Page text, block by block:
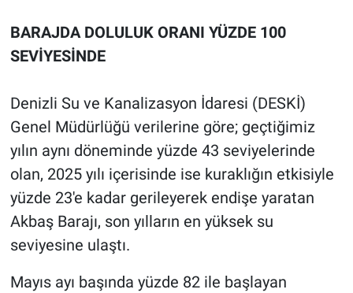
BARAJDA DOLULUK ORANI YÜZDE 100
SEVİYESİNDE
Denizli Su ve Kanalizasyon İdaresi (DESKİ)
Genel Müdürlüğü verilerine göre; geçtiğimiz
yılın aynı döneminde yüzde 43 seviyelerinde
olan, 2025 yılı içerisinde ise kuraklığın etkisiyle
yüzde 23'e kadar gerileyerek endişe yaratan
Akbaş Barajı, son yılların en yüksek su
seviyesine ulaştı.
Mayıs ayı başında yüzde 82 ile başlayan